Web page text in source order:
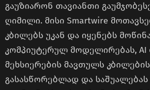
გაუზიარონ თავიანთი
ღიმილი. მისი Smartwire
კბილებს უკან და იყენებს
კომპიუტერულ მოდელირებას,
მეხსიერების მავთულს კბილების
გასასწორებლად და